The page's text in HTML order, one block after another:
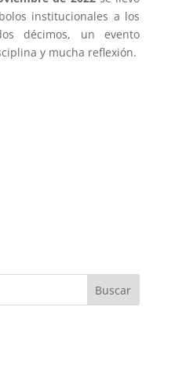
institucionales a los
décimos, un evento
y mucha reflexión.